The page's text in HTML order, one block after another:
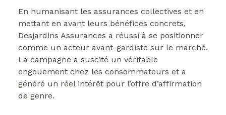
En humanisant les assurances collectives et en
mettant en avant leurs bénéfices concrets,
Desjardins Assurances a réussi à se positionner
comme un acteur avant-gardiste sur le marché.
La campagne a suscité un véritable
engouement chez les consommateurs et a
généré un réel intérêt pour l’offre d’affirmation
de genre.